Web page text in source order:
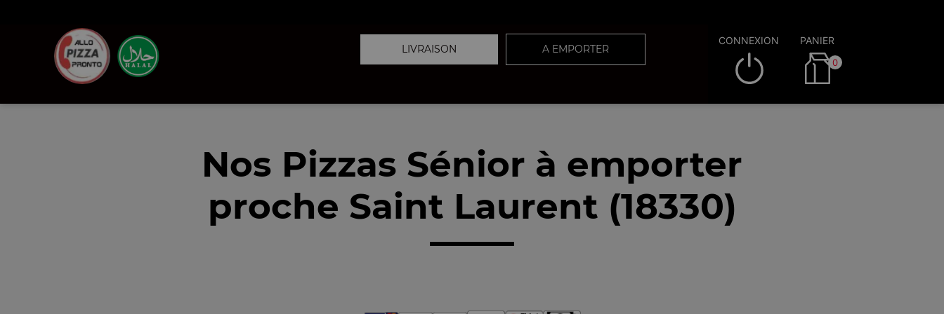
LIVRAISON A EMPORTER
CONNEXION PANIER
0
Nos Pizzas Sénior à emporter
proche Saint Laurent (18330)